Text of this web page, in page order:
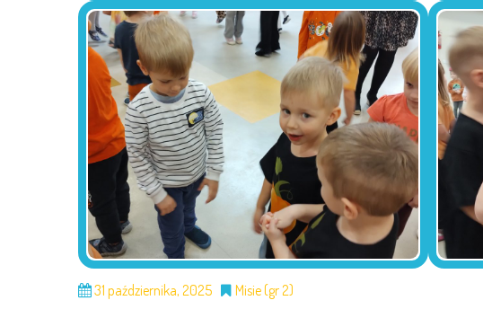
31 października, 2025 Misie (gr 2)